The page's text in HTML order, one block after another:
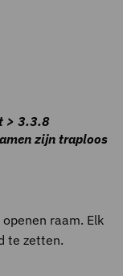
> 3.3.8
zijn traploos
raam. Elk
te zetten.